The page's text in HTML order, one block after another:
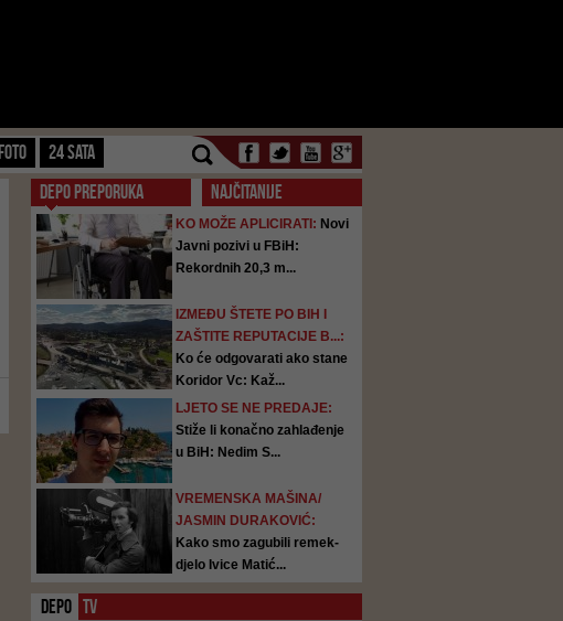
FOTO 24 SATA
DEPO PREPORUKA NAJČITANIJE
KO MOŽE APLICIRATI: Novi
Javni pozivi u FBiH:
Rekordnih 20,3 m...
IZMEĐU ŠTETE PO BIH I
ZAŠTITE REPUTACIJE B...:
Ko će odgovarati ako stane
Koridor Vc: Kaž...
LJETO SE NE PREDAJE:
Stiže li konačno zahlađenje
u BiH: Nedim S...
VREMENSKA MAŠINA/
JASMIN DURAKOVIĆ:
Kako smo zagubili remek-
djelo Ivice Matić...
DEPO TV